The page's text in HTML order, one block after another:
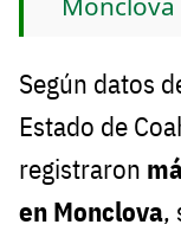
Según datos
Estado de
registraron
en Monclova,